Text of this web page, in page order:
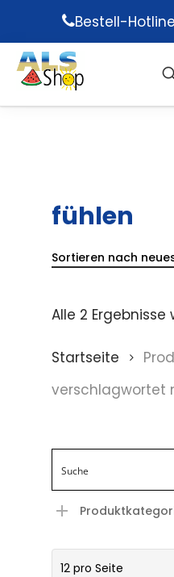
main
content
Bestell-
fühlen
Sortieren nach
Alle 2
Startseite
verschlagwortet
12 pro Seite